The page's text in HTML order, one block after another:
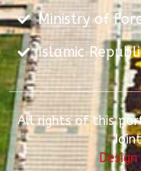
Ministry of
Islamic
All rights of this